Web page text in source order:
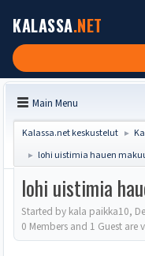
KALASSA.NET
Main Menu
Kalassa.net keskustelut ►
► lohi uistimia hauen
lohi uistimia
Started by kala paikka10,
0 Members and 1 Guest are